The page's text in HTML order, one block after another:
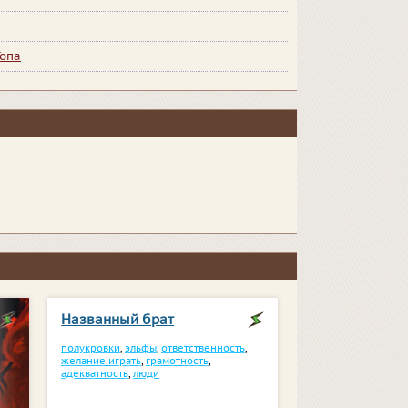
Названный брат
полукровки,эльфы,ответственность,
желание играть, грамотность,
адекватность,люди